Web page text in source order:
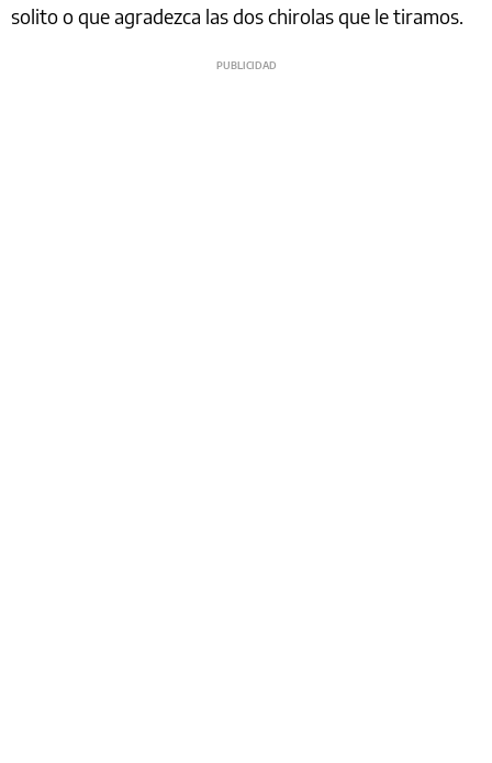
solito o que agradezca las dos chirolas que le tiramos.